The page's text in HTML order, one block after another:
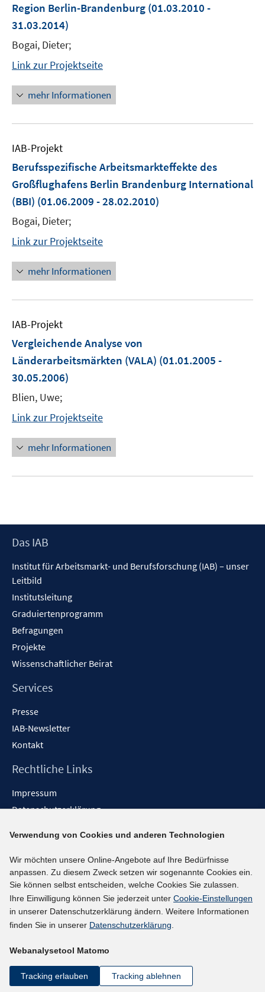
Region Berlin-Brandenburg (01.03.2010 -
31.03.2014)
Bogai, Dieter;
Link zur Projektseite
mehr Informationen
IAB-Projekt
Berufsspezifische Arbeitsmarkteffekte des
Großflughafens Berlin Brandenburg International
(BBI) (01.06.2009 - 28.02.2010)
Bogai, Dieter;
Link zur Projektseite
mehr Informationen
IAB-Projekt
Vergleichende Analyse von
Länderarbeitsmärkten (VALA) (01.01.2005 -
30.05.2006)
Blien, Uwe;
Link zur Projektseite
mehr Informationen
Footer
Das IAB
Institut für Arbeitsmarkt- und Berufsforschung (IAB) – unser
Leitbild
Institutsleitung
Graduiertenprogramm
Befragungen
Projekte
Wissenschaftlicher Beirat
Services
Presse
IAB-Newsletter
Kontakt
Rechtliche Links
Impressum
Datenschutzerklärung
Barrieren melden
Social-Media-Kanäle
BlueSky
YouTube
LinkedIn
kununu
Netiquette
Verwendung von Cookies und anderen Technologien
Wir möchten unsere Online-Angebote auf Ihre Bedürfnisse
anpassen. Zu diesem Zweck setzen wir sogenannte Cookies ein.
Sie können selbst entscheiden, welche Cookies Sie zulassen.
Ihre Einwilligung können Sie jederzeit unter Cookie-Einstellungen
in unserer Datenschutzerklärung ändern. Weitere Informationen
finden Sie in unserer Datenschutzerklärung.
Webanalysetool Matomo
Tracking erlauben Tracking ablehnen